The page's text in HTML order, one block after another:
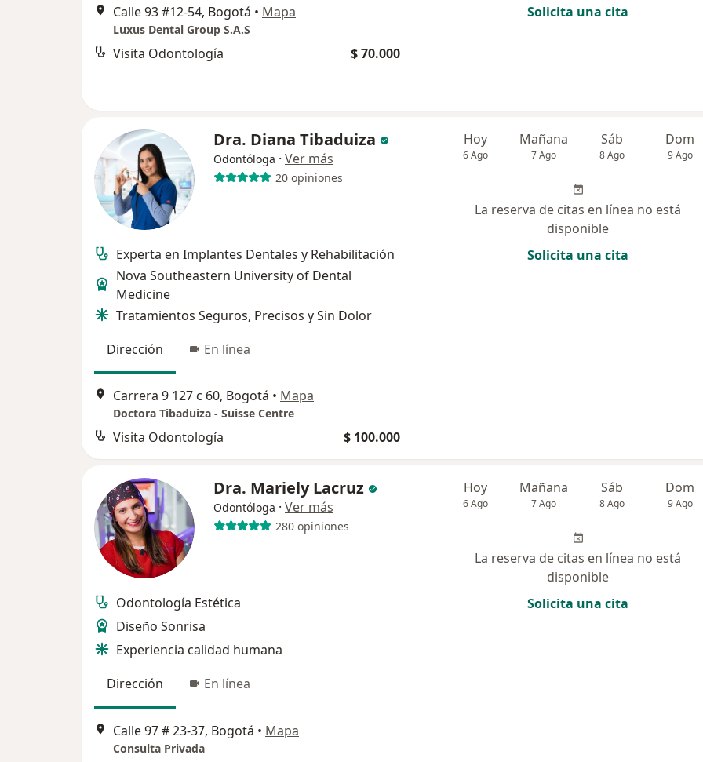
Calle 93 #12-54, Bogotá • Mapa
Luxus Dental Group S.A.S
Visita Odontología $ 70.000
Solicita una cita
Dra. Diana Tibaduiza
Odontóloga · Ver más
20 opiniones
Experta en Implantes Dentales y Rehabilitación
Nova Southeastern University of Dental
Medicine
Tratamientos Seguros, Precisos y Sin Dolor
Dirección
En línea
Carrera 9 127 c 60, Bogotá • Mapa
Doctora Tibaduiza - Suisse Centre
Visita Odontología $ 100.000
Hoy
6 Ago
Mañana
7 Ago
Sáb
8 Ago
Dom
9 Ago
La reserva de citas en línea no está
disponible
Solicita una cita
Dra. Mariely Lacruz
Odontóloga · Ver más
280 opiniones
Odontología Estética
Diseño Sonrisa
Experiencia calidad humana
Dirección
En línea
Calle 97 # 23-37, Bogotá • Mapa
Consulta Privada
Hoy
6 Ago
Mañana
7 Ago
Sáb
8 Ago
Dom
9 Ago
La reserva de citas en línea no está
disponible
Solicita una cita